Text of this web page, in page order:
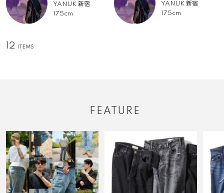
YANUK 新宿
175cm
YANUK 新宿
175cm
12
FEATURE